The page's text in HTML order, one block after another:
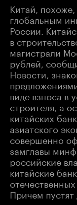
Китай, похоже,
глобальным
России.
в
магистрали
рублей,
Новости,
виде взноса в
строителя, а
китайских
азиатского
совершенно
замглавы
российские
китайские
Причем